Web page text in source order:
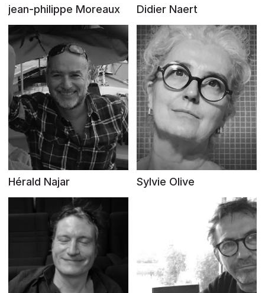
jean-philippe Moreaux Didier Naert
Hérald Najar Sylvie Olive